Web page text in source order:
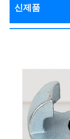
신제품